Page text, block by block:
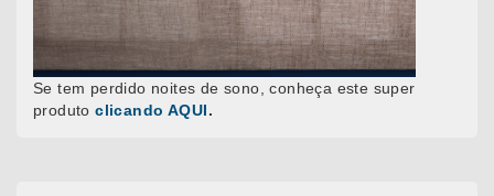
Se tem perdido noites de sono, conheça este super
produto clicando AQUI.